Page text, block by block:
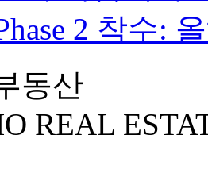
2 착수:
동산
REAL